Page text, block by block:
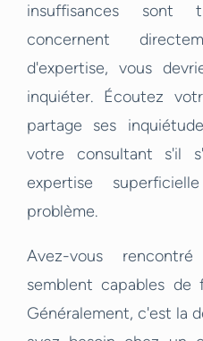
insuffisances sont
concernent
d'expertise, vous
inquiéter. Écoutez
partage ses
votre consultant s'il
expertise
problème.
Avez-vous
semblent capables
Généralement, c'est la